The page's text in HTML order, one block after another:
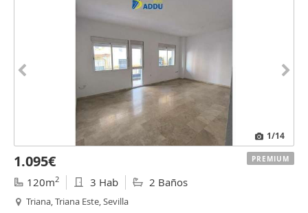
1/14
1.095€
120m2 3 Hab 2 Baños
Triana, Triana Este, Sevilla
PREMIUM